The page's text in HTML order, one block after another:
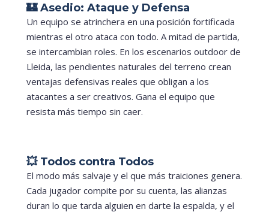
🏰 Asedio: Ataque y Defensa
Un equipo se atrinchera en una posición fortificada
mientras el otro ataca con todo. A mitad de partida,
se intercambian roles. En los escenarios outdoor de
Lleida, las pendientes naturales del terreno crean
ventajas defensivas reales que obligan a los
atacantes a ser creativos. Gana el equipo que
resista más tiempo sin caer.
💥 Todos contra Todos
El modo más salvaje y el que más traiciones genera.
Cada jugador compite por su cuenta, las alianzas
duran lo que tarda alguien en darte la espalda, y el